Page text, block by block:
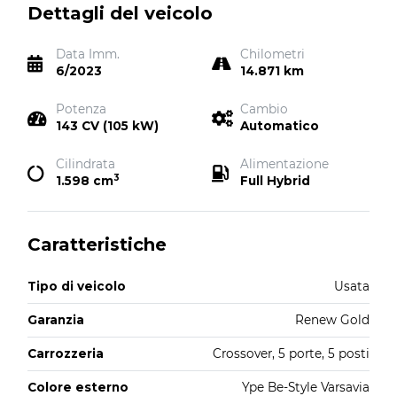
Dettagli del veicolo
Data Imm.
6/2023
Chilometri
14.871 km
Potenza
143 CV (105 kW)
Cambio
Automatico
Cilindrata
1.598 cm3
Alimentazione
Full Hybrid
Caratteristiche
Tipo di veicolo Usata
Garanzia Renew Gold
Carrozzeria Crossover, 5 porte, 5 posti
Colore esterno Ype Be-Style Varsavia